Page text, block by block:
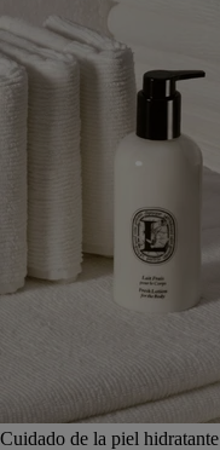
Cuidado de la piel hidratante